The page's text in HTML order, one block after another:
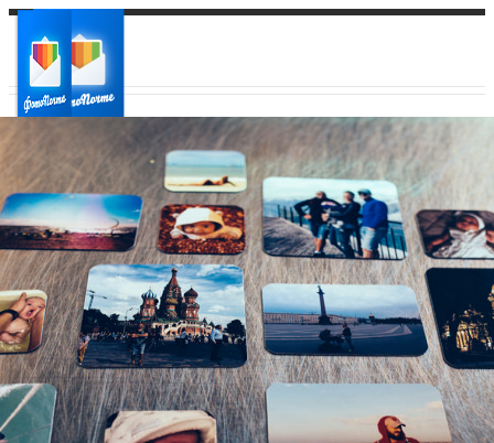
Ваш город:
Ваш регион доставки
Выберите из списка: